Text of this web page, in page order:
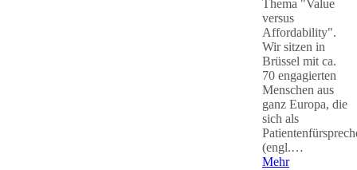
Thema "Value
versus
Affordability".
Wir sitzen in
Brüssel mit ca.
70 engagierten
Menschen aus
ganz Europa, die
sich als
(engl.…
Mehr